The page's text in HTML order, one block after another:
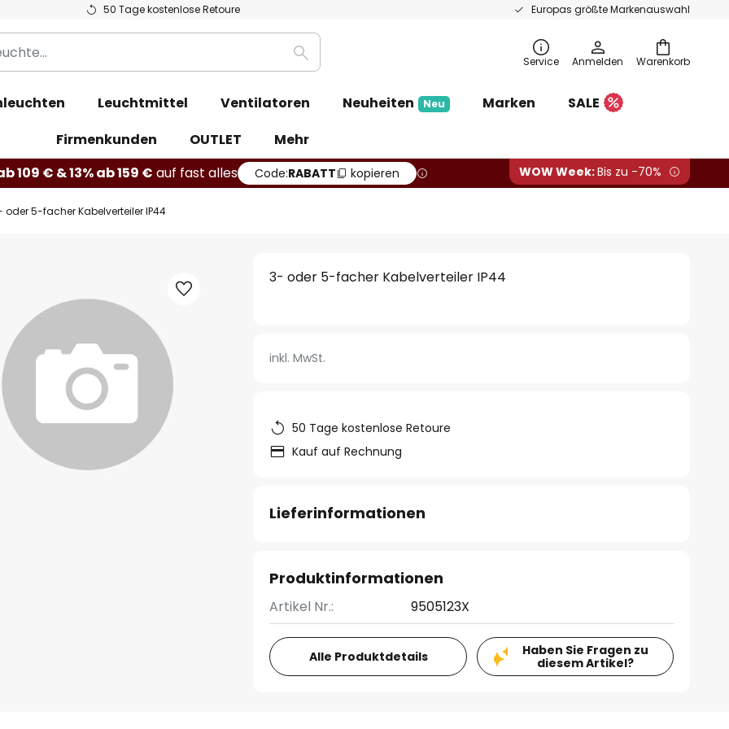
50 Tage kostenlose Retoure Europas größte Markenauswahl
Warenkorb
Suche Service Anmelden
Leuchtmittel Ventilatoren Neuheiten Neu Marken
SALE
Firmenkunden
OUTLET
Mehr
109 € & 13% ab 159 € auf fast alles Code:RABATT kopieren WOW Week:Bis zu -70%
oder 5-facher Kabelverteiler IP44
3- oder 5-facher Kabelverteiler IP44
inkl. MwSt.
50 Tage kostenlose Retoure
Kauf auf Rechnung
Lieferinformationen
Produktinformationen
Artikel Nr.: 9505123X
Alle Produktdetails
Haben Sie Fragen zu
diesem Artikel?